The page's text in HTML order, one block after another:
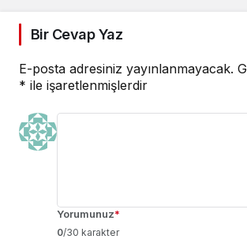
Bir Cevap Yaz
E-posta adresiniz yayınlanmayacak.
* ile işaretlenmişlerdir
Yorumunuz*
0/30 karakter